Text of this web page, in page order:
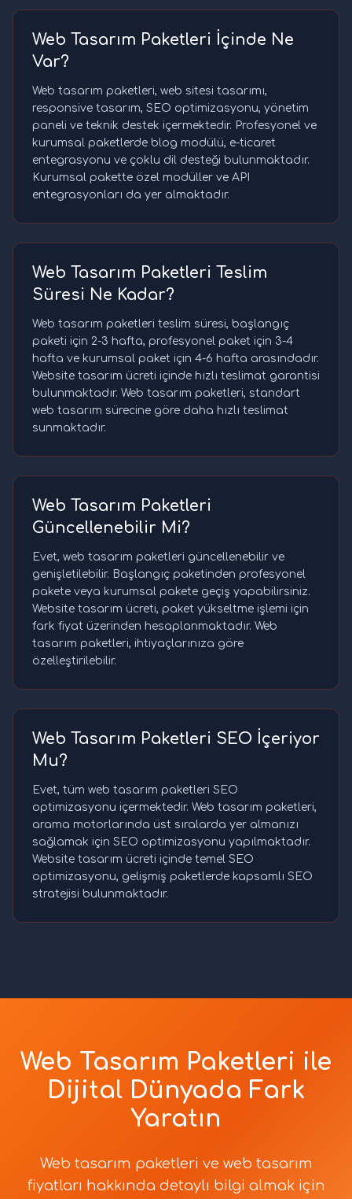
Web Tasarım Paketleri İçinde Ne
Var?
Web tasarım paketleri, web sitesi tasarımı,
responsive tasarım, SEO optimizasyonu, yönetim
paneli ve teknik destek içermektedir. Profesyonel ve
kurumsal paketlerde blog modülü, e-ticaret
entegrasyonu ve çoklu dil desteği bulunmaktadır.
Kurumsal pakette özel modüller ve API
entegrasyonları da yer almaktadır.
Web Tasarım Paketleri Teslim
Süresi Ne Kadar?
Web tasarım paketleri teslim süresi, başlangıç
paketi için 2-3 hafta, profesyonel paket için 3-4
hafta ve kurumsal paket için 4-6 hafta arasındadır.
Website tasarım ücreti içinde hızlı teslimat garantisi
bulunmaktadır. Web tasarım paketleri, standart
web tasarım sürecine göre daha hızlı teslimat
sunmaktadır.
Web Tasarım Paketleri
Güncellenebilir Mi?
Evet, web tasarım paketleri güncellenebilir ve
genişletilebilir. Başlangıç paketinden profesyonel
pakete veya kurumsal pakete geçiş yapabilirsiniz.
Website tasarım ücreti, paket yükseltme işlemi için
fark fiyat üzerinden hesaplanmaktadır. Web
tasarım paketleri, ihtiyaçlarınıza göre
özelleştirilebilir.
Web Tasarım Paketleri SEO İçeriyor
Mu?
Evet, tüm web tasarım paketleri SEO
optimizasyonu içermektedir. Web tasarım paketleri,
arama motorlarında üst sıralarda yer almanızı
sağlamak için SEO optimizasyonu yapılmaktadır.
Website tasarım ücreti içinde temel SEO
optimizasyonu, gelişmiş paketlerde kapsamlı SEO
stratejisi bulunmaktadır.
Web Tasarım Paketleri ile
Dijital Dünyada Fark
Yaratın
Web tasarım paketleri ve web tasarım
fiyatları hakkında detaylı bilgi almak için